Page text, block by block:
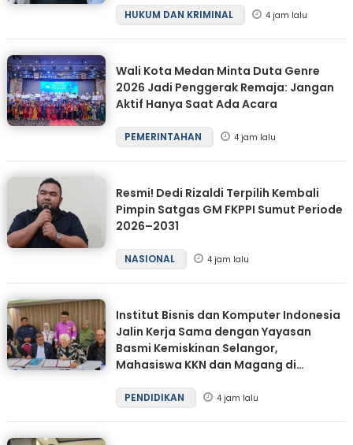
HUKUM DAN KRIMINAL 4 jam lalu
Wali Kota Medan Minta Duta Genre
2026 Jadi Penggerak Remaja: Jangan
Aktif Hanya Saat Ada Acara
PEMERINTAHAN 4 jam lalu
Resmi! Dedi Rizaldi Terpilih Kembali
Pimpin Satgas GM FKPPI Sumut Periode
2026–2031
NASIONAL 4 jam lalu
Institut Bisnis dan Komputer Indonesia
Jalin Kerja Sama dengan Yayasan
Basmi Kemiskinan Selangor,
Mahasiswa KKN dan Magang di
PENDIDIKAN 4 jam lalu